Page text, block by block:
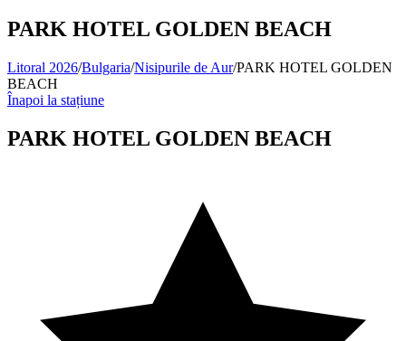
PARK HOTEL GOLDEN BEACH
Litoral 2026/Bulgaria/Nisipurile de Aur/PARK HOTEL GOLDEN
BEACH
Înapoi la stațiune
PARK HOTEL GOLDEN BEACH